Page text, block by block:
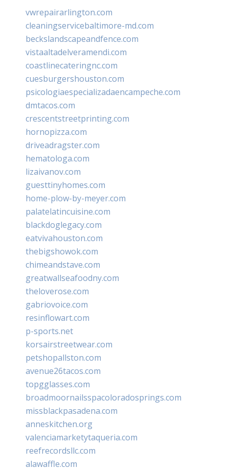
vwrepairarlington.com
cleaningservicebaltimore-md.com
beckslandscapeandfence.com
vistaaltadelveramendi.com
coastlinecateringnc.com
cuesburgershouston.com
psicologiaespecializadaencampeche.com
dmtacos.com
crescentstreetprinting.com
hornopizza.com
driveadragster.com
hematologa.com
lizaivanov.com
guesttinyhomes.com
home-plow-by-meyer.com
palatelatincuisine.com
blackdoglegacy.com
eatvivahouston.com
thebigshowok.com
chimeandstave.com
greatwallseafoodny.com
theloverose.com
gabriovoice.com
resinflowart.com
p-sports.net
korsairstreetwear.com
petshopallston.com
avenue26tacos.com
topgglasses.com
broadmoornailsspacoloradosprings.com
missblackpasadena.com
anneskitchen.org
valenciamarketytaqueria.com
reefrecordsllc.com
alawaffle.com